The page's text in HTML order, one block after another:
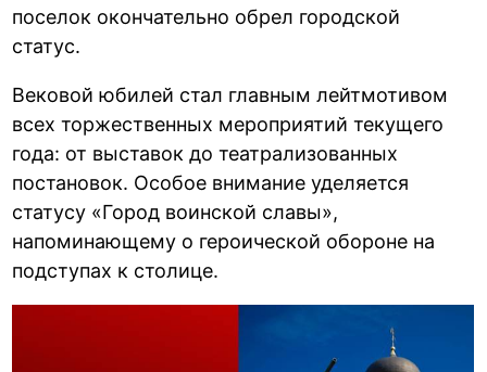
поселок окончательно обрел городской
статус.
Вековой юбилей стал главным лейтмотивом
всех торжественных мероприятий текущего
года: от выставок до театрализованных
постановок. Особое внимание уделяется
статусу «Город воинской славы»,
напоминающему о героической обороне на
подступах к столице.